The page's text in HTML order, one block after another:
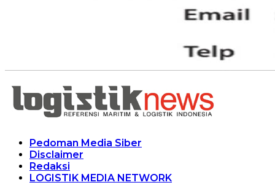
Pedoman Media Siber
Disclaimer
Redaksi
LOGISTIK MEDIA NETWORK